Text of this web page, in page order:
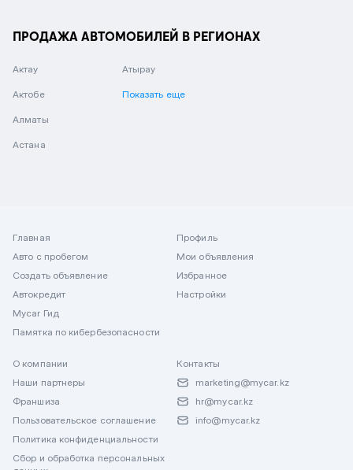
ПРОДАЖА АВТОМОБИЛЕЙ В РЕГИОНАХ
Актау
Актобе
Алматы
Астана
Атырау
Показать еще
Главная
Авто с пробегом
Создать объявление
Автокредит
Mycar Гид
Памятка по кибербезопасности
Профиль
Мои объявления
Избранное
Настройки
О компании
Наши партнеры
Франшиза
Пользовательское соглашение
Политика конфиденциальности
Сбор и обработка персональных
Контакты
marketing@mycar.kz
hr@mycar.kz
info@mycar.kz